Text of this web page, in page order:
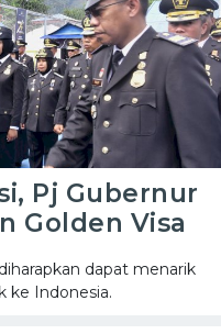
Pj Gubernur
Golden Visa
dapat menarik
ke Indonesia.